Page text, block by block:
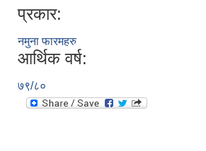
प्रकार:
नमुना फारमहरु
आर्थिक वर्ष:
७९/८०